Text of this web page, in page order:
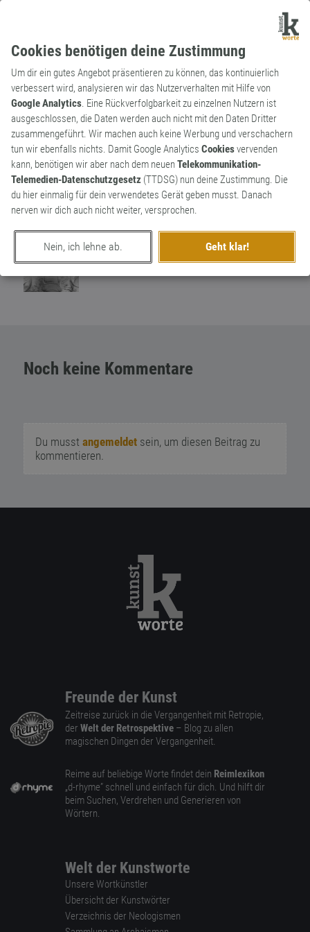
Cookies benötigen deine Zustimmung
Um dir ein gutes Angebot präsentieren zu können, das kontinuierlich
verbessert wird, analysieren wir das Nutzerverhalten mit Hilfe von
Google Analytics. Eine Rückverfolgbarkeit zu einzelnen Nutzern ist
ausgeschlossen, die Daten werden auch nicht mit den Daten Dritter
zusammengeführt. Wir machen auch keine Werbung und verschachern
tun wir ebenfalls nichts. Damit Google Analytics Cookiesvervenden
kann, benötigen wir aber nach dem neuenTelekommunikation-
Telemedien-Datenschutzgesetz (TTDSG) nun deine Zustimmung. Die
du hier einmalig für dein verwendetes Gerät geben musst. Danach
nerven wir dich auch nicht weiter, versprochen.
Nein, ich lehne ab. Geht klar!
Archaismus
Substantiv
Ärar
Das gesamte Vermögen eines Staates, der
Fiskus. Das Wort basiert auf aerarium (lat.
Schatzkammer, Staatskasse).
0
erschaffen von
am 26. April 2018
Noch keine Kommentare
Du musst angemeldetsein, um diesen Beitrag zu
kommentieren.
Freunde der Kunst
Zeitreise zurück in die Vergangenheit mit Retropie,
der Welt der Retrospektive – Blog zu allen
magischen Dingen der Vergangenheit.
Reime auf beliebige Worte findet dein Reimlexikon
„d-rhyme” schnell und einfach für dich. Und hilft dir
beim Suchen, Verdrehen und Generieren von
Wörtern.
Welt der Kunstworte
Unsere Wortkünstler
Übersicht der Kunstwörter
Verzeichnis der Neologismen